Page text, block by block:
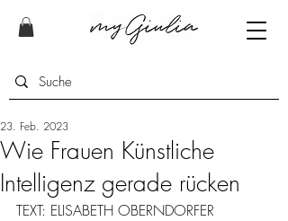
Wie Frauen Künstliche
Intelligenz gerade rücken
23. Feb. 2023
TEXT: ELISABETH OBERNDORFER